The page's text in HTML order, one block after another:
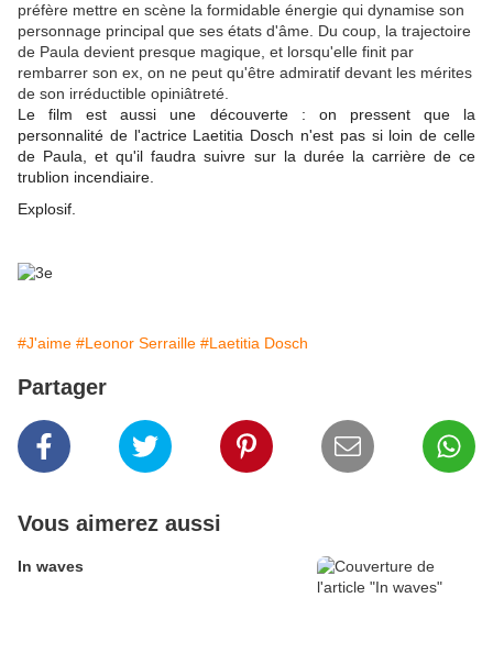
préfère mettre en scène la formidable énergie qui dynamise son
personnage principal que ses états d'âme. Du coup, la trajectoire
de Paula devient presque magique, et lorsqu'elle finit par
rembarrer son ex, on ne peut qu'être admiratif devant les mérites
de son irréductible opiniâtreté.
Le film est aussi une découverte : on pressent que la
personnalité de l'actrice Laetitia Dosch n'est pas si loin de celle
de Paula, et qu'il faudra suivre sur la durée la carrière de ce
trublion incendiaire.
Explosif.
#J'aime #Leonor Serraille #Laetitia Dosch
Partager
Vous aimerez aussi
In waves